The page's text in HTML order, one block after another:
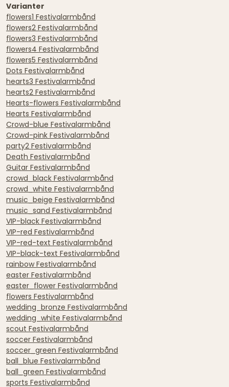
Varianter
flowers1 Festivalarmbånd
flowers2 Festivalarmbånd
flowers3 Festivalarmbånd
flowers4 Festivalarmbånd
flowers5 Festivalarmbånd
Dots Festivalarmbånd
hearts3 Festivalarmbånd
hearts2 Festivalarmbånd
Hearts-flowers Festivalarmbånd
Hearts Festivalarmbånd
Crowd-blue Festivalarmbånd
Crowd-pink Festivalarmbånd
party2 Festivalarmbånd
Death Festivalarmbånd
Guitar Festivalarmbånd
crowd_black Festivalarmbånd
crowd_white Festivalarmbånd
music_beige Festivalarmbånd
music_sand Festivalarmbånd
VIP-black Festivalarmbånd
VIP-red Festivalarmbånd
VIP-red-text Festivalarmbånd
VIP-black-text Festivalarmbånd
rainbow Festivalarmbånd
easter Festivalarmbånd
easter_flower Festivalarmbånd
flowers Festivalarmbånd
wedding_bronze Festivalarmbånd
wedding_white Festivalarmbånd
scout Festivalarmbånd
soccer Festivalarmbånd
soccer_green Festivalarmbånd
ball_blue Festivalarmbånd
ball_green Festivalarmbånd
sports Festivalarmbånd